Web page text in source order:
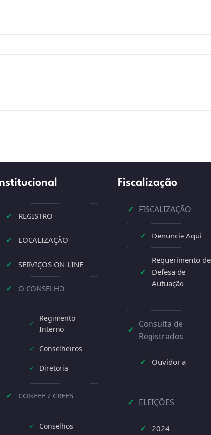
Institucional
✓ REGISTRO
✓ LOCALIZAÇÃO
✓ SERVIÇOS ON-LINE
✓ O CONSELHO
✓
Regimento
Interno
✓ Conselheiros
✓ Diretoria
✓ CONFEF / CREFS
✓ Conselhos
Fiscalização
✓ FISCALIZAÇÃO
✓ Denuncie Aqui
✓
Requerimento de
Defesa de
Autuação
✓
Consulta de
Registrados
✓ Ouvidoria
✓ ELEIÇÕES
✓ 2024